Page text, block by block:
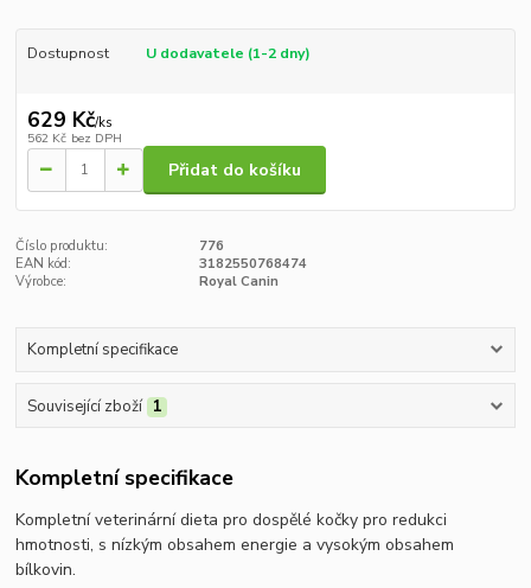
Dostupnost U dodavatele (1-2 dny)
629 Kč/ks
562 Kč bez DPH
Přidat do košíku
Číslo produktu:
776
EAN kód:
3182550768474
Výrobce:
Royal Canin
Kompletní specifikace
Související zboží 1
Kompletní specifikace
Kompletní veterinární dieta pro dospělé kočky pro redukci
hmotnosti, s nízkým obsahem energie a vysokým obsahem
bílkovin.